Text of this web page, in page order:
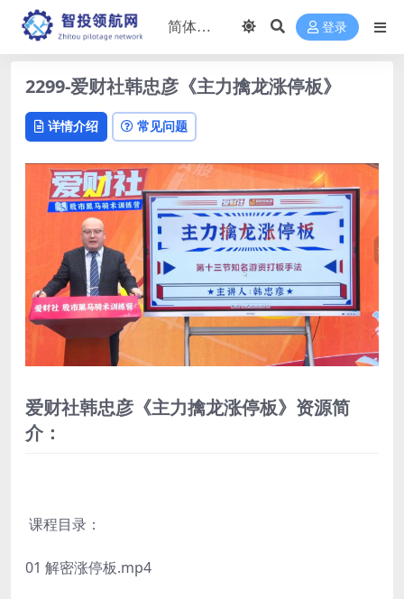
登录
2299-爱财社韩忠彦《主力擒龙涨停板》
详情介绍 常见问题
爱财社韩忠彦《主力擒龙涨停板》资源简
介：
课程目录：
01 解密涨停板.mp4